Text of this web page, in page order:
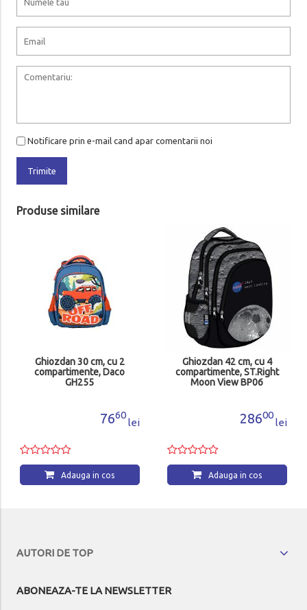
Notificare prin e-mail cand apar comentarii noi
Trimite
Produse similare
Ghiozdan 30 cm, cu 2
compartimente, Daco
GH255
7660
lei
Adauga in cos
Ghiozdan 42 cm, cu 4
compartimente, ST.Right
Moon View BP06
28600
lei
Adauga in cos
AUTORI DE TOP
ABONEAZA-TE LA NEWSLETTER